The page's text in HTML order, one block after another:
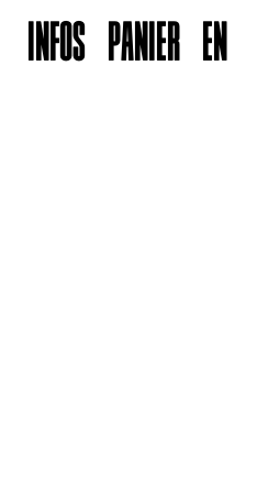
INFOS PANIER EN